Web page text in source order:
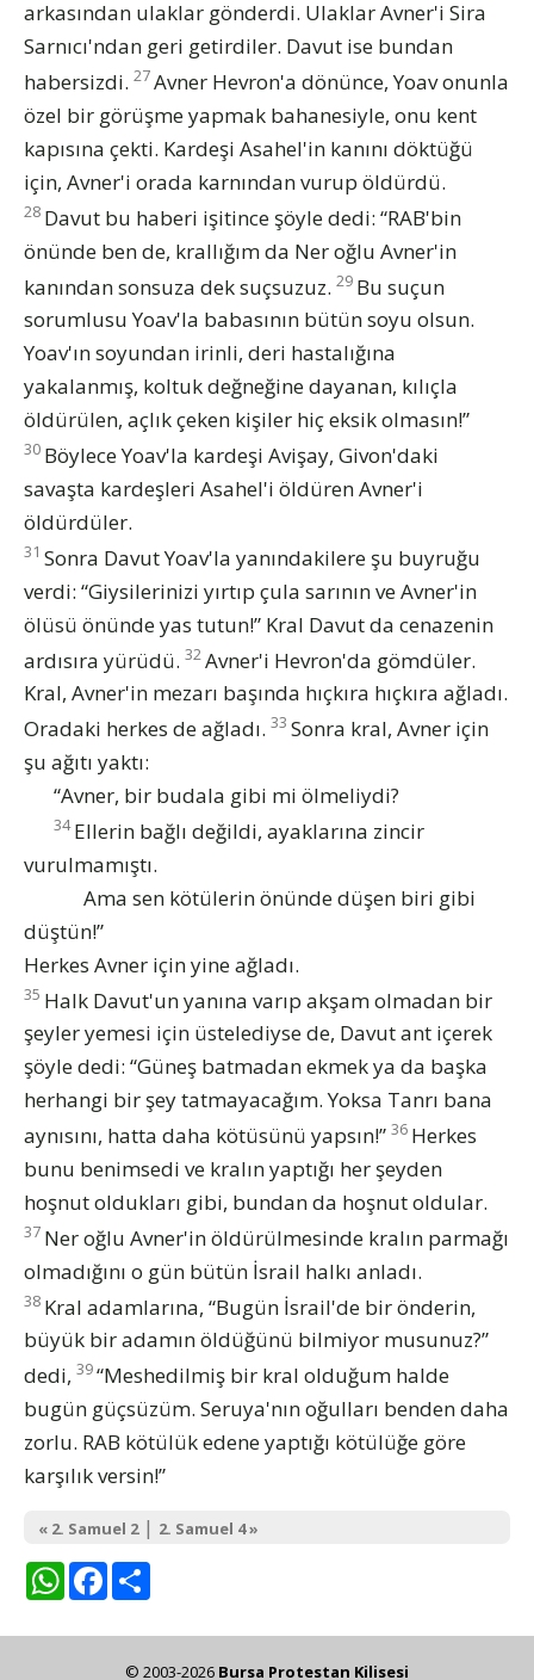
arkasından ulaklar gönderdi. Ulaklar Avner'i Sira
Sarnıcı'ndan geri getirdiler. Davut ise bundan
habersizdi. 27Avner Hevron'a dönünce, Yoav onunla
özel bir görüşme yapmak bahanesiyle, onu kent
kapısına çekti. Kardeşi Asahel'in kanını döktüğü
için, Avner'i orada karnından vurup öldürdü.
28 Davut bu haberi işitince şöyle dedi: “RAB'bin
önünde ben de, krallığım da Ner oğlu Avner'in
kanından sonsuza dek suçsuzuz. 29 Bu suçun
sorumlusu Yoav'la babasının bütün soyu olsun.
Yoav'ın soyundan irinli, deri hastalığına
yakalanmış, koltuk değneğine dayanan, kılıçla
öldürülen, açlık çeken kişiler hiç eksik olmasın!”
30 Böylece Yoav'la kardeşi Avişay, Givon'daki
savaşta kardeşleri Asahel'i öldüren Avner'i
öldürdüler.
31 Sonra Davut Yoav'la yanındakilere şu buyruğu
verdi: “Giysilerinizi yırtıp çula sarının ve Avner'in
ölüsü önünde yas tutun!” Kral Davut da cenazenin
ardısıra yürüdü. 32Avner'i Hevron'da gömdüler.
Kral, Avner'in mezarı başında hıçkıra hıçkıra ağladı.
Oradaki herkes de ağladı. 33 Sonra kral, Avner için
şu ağıtı yaktı:
“Avner, bir budala gibi mi ölmeliydi?
34 Ellerin bağlı değildi, ayaklarına zincir
vurulmamıştı.
Ama sen kötülerin önünde düşen biri gibi
düştün!”
Herkes Avner için yine ağladı.
35 Halk Davut'un yanına varıp akşam olmadan bir
şeyler yemesi için üstelediyse de, Davut ant içerek
şöyle dedi: “Güneş batmadan ekmek ya da başka
herhangi bir şey tatmayacağım. Yoksa Tanrı bana
aynısını, hatta daha kötüsünü yapsın!” 36 Herkes
bunu benimsedi ve kralın yaptığı her şeyden
hoşnut oldukları gibi, bundan da hoşnut oldular.
37 Ner oğlu Avner'in öldürülmesinde kralın parmağı
olmadığını o gün bütün İsrail halkı anladı.
38 Kral adamlarına, “Bugün İsrail'de bir önderin,
büyük bir adamın öldüğünü bilmiyor musunuz?”
dedi, 39“Meshedilmiş bir kral olduğum halde
bugün güçsüzüm. Seruya'nın oğulları benden daha
zorlu. RAB kötülük edene yaptığı kötülüğe göre
karşılık versin!”
« 2. Samuel 2| 2. Samuel 4 »
WhatsAppFacebook
© 2003-2026 Bursa Protestan Kilisesi